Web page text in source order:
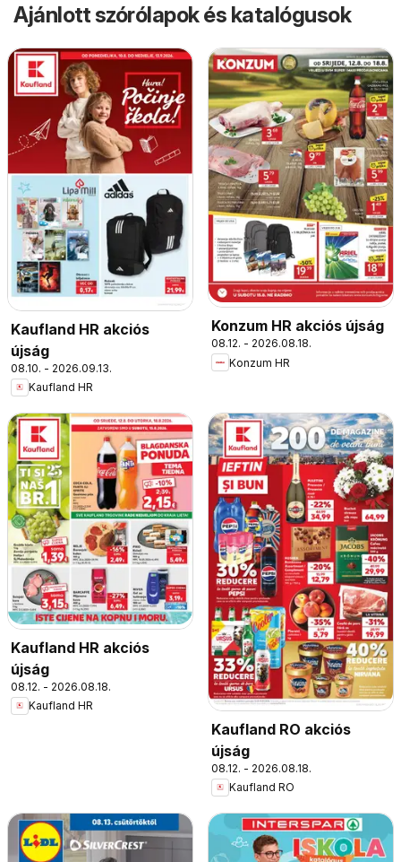
Ajánlott szórólapok és katalógusok
Kaufland HR akciós
újság
08.10. - 2026.09.13.
Kaufland HR
Konzum HR akciós újság
08.12. - 2026.08.18.
Konzum HR
Kaufland HR akciós
újság
08.12. - 2026.08.18.
Kaufland HR
Kaufland RO akciós
újság
08.12. - 2026.08.18.
Kaufland RO